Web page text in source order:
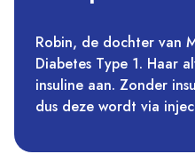
Robin, de dochter van
Diabetes Type 1. Haar
insuline aan. Zonder
dus deze wordt via